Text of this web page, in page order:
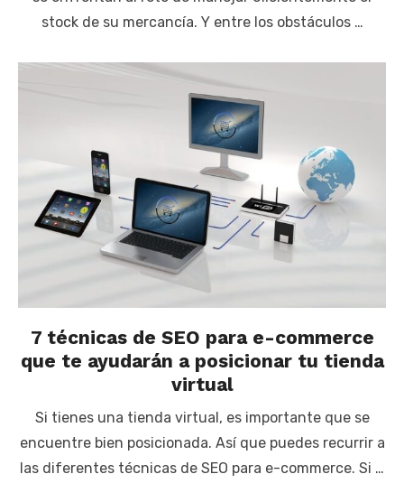
stock de su mercancía. Y entre los obstáculos …
7 técnicas de SEO para e-commerce
que te ayudarán a posicionar tu tienda
virtual
Si tienes una tienda virtual, es importante que se
encuentre bien posicionada. Así que puedes recurrir a
las diferentes técnicas de SEO para e-commerce. Si …